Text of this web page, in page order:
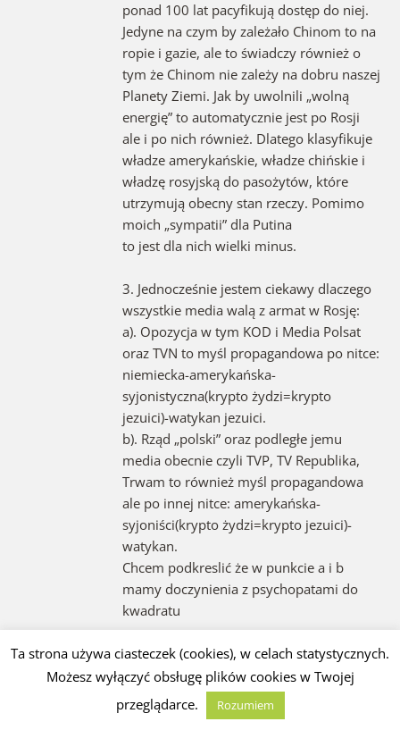
ponad 100 lat pacyfikują dostęp do niej.
Jedyne na czym by zależało Chinom to na
ropie i gazie, ale to świadczy również o
tym że Chinom nie zależy na dobru naszej
Planety Ziemi. Jak by uwolnili „wolną
energię” to automatycznie jest po Rosji
ale i po nich również. Dlatego klasyfikuje
władze amerykańskie, władze chińskie i
władzę rosyjską do pasożytów, które
utrzymują obecny stan rzeczy. Pomimo
moich „sympatii” dla Putina
to jest dla nich wielki minus.
3. Jednocześnie jestem ciekawy dlaczego
wszystkie media walą z armat w Rosję:
a). Opozycja w tym KOD i Media Polsat
oraz TVN to myśl propagandowa po nitce:
niemiecka-amerykańska-
syjonistyczna(krypto żydzi=krypto
jezuici)-watykan jezuici.
b). Rząd „polski” oraz podległe jemu
media obecnie czyli TVP, TV Republika,
Trwam to również myśl propagandowa
ale po innej nitce: amerykańska-
syjoniści(krypto żydzi=krypto jezuici)-
watykan.
Chcem podkreslić że w punkcie a i b
mamy doczynienia z psychopatami do
kwadratu
4. Wszystkich w Polsce chce się
przekonać że „Rosjanie” są najbardziej źli i
większego zła niema. Dlaczego?.
Ta strona używa ciasteczek (cookies), w celach statystycznych.
Możesz wyłączyć obsługę plików cookies w Twojej
przeglądarce.
Rozumiem